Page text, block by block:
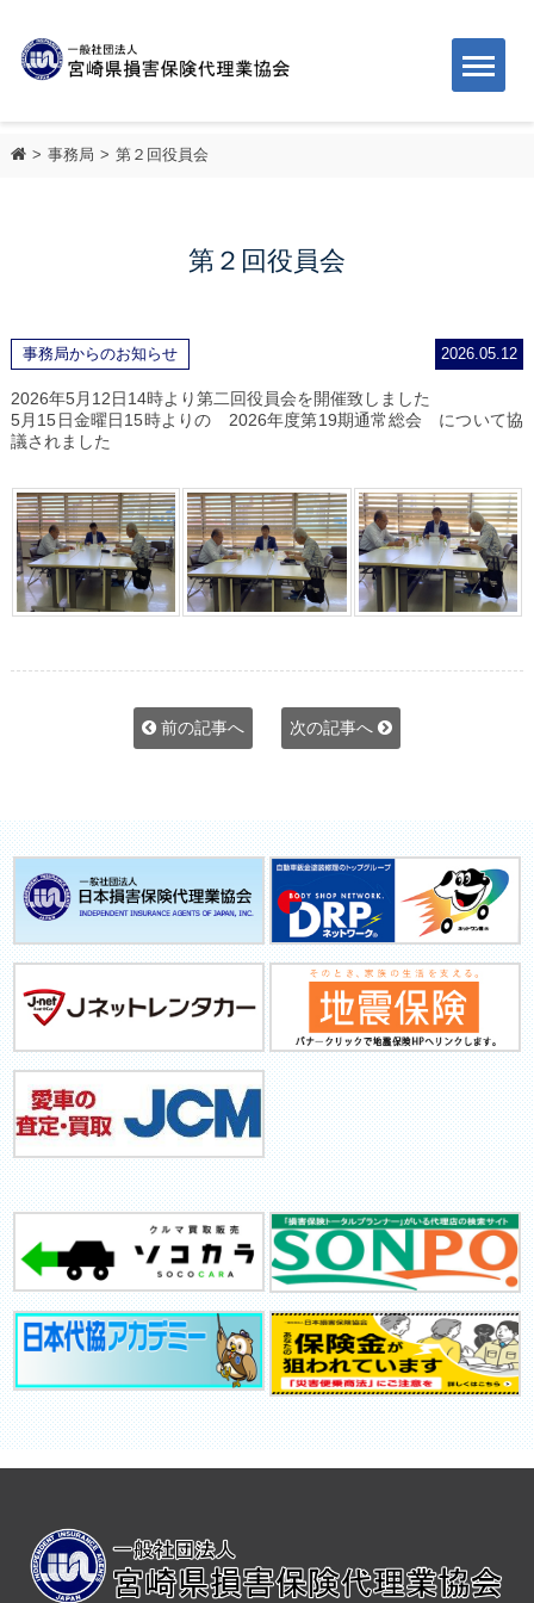
事務局 第２回役員会
第２回役員会
事務局からのお知らせ 2026.05.12
2026年5月12日14時より第二回役員会を開催致しました
5月15日金曜日15時よりの 2026年度第19期通常総会 について協
議されました
前の記事へ 次の記事へ